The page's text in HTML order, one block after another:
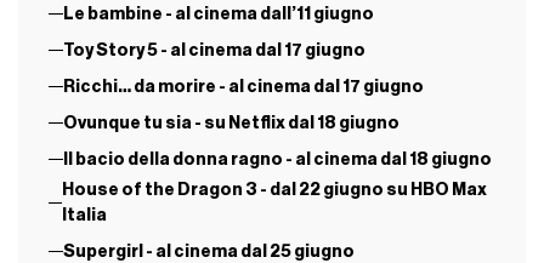
Le bambine - al cinema dall’11 giugno
Toy Story 5 - al cinema dal 17 giugno
Ricchi… da morire - al cinema dal 17 giugno
Ovunque tu sia - su Netflix dal 18 giugno
Il bacio della donna ragno - al cinema dal 18 giugno
House of the Dragon 3 - dal 22 giugno su HBO Max
Italia
Supergirl - al cinema dal 25 giugno